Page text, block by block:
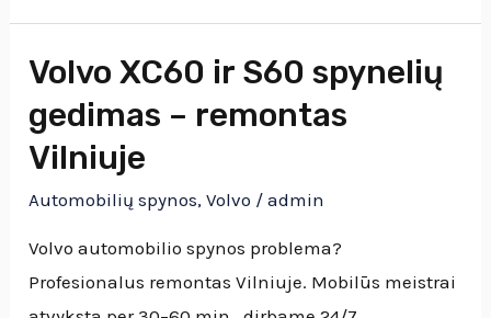
Volvo XC60 ir S60 spynelių
gedimas – remontas
Vilniuje
Automobilių spynos,Volvo /admin
Volvo automobilio spynos problema?
Profesionalus remontas Vilniuje. Mobilūs meistrai
Volvo
ir
S60
spynelių
gedimas
remontas